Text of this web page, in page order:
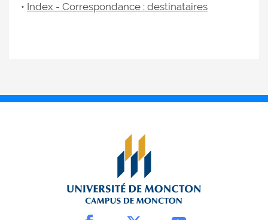
• Index - Correspondance : destinataires